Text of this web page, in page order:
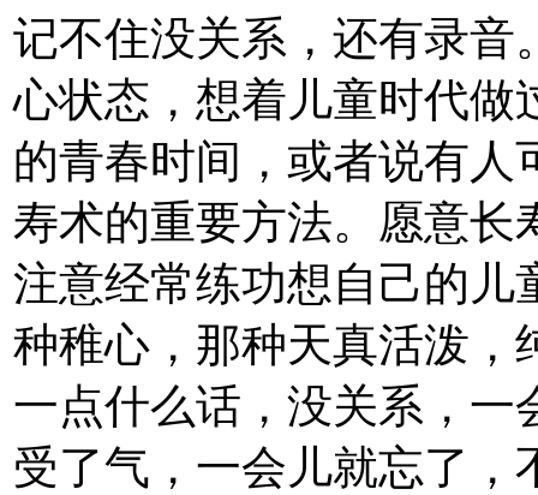
记不住没关系，还有录音
心状态，想着儿童时代做
的青春时间，或者说有人
寿术的重要方法。愿意长
注意经常练功想自己的儿
种稚心，那种天真活泼，
一点什么话，没关系，一
受了气，一会儿就忘了，